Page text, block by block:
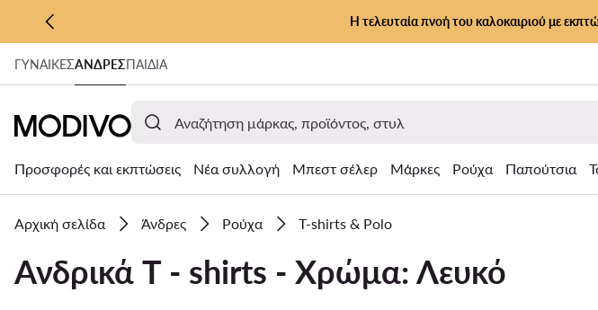
ΜΕΤΆΒΑΣΗ ΣΤΟ ΚΎΡΙΟ ΠΕΡΙΕΧΌΜΕΝΟ
ΜΕΤΆΒΑΣΗ ΣΤΗΝ ΑΝΑΖΉΤΗΣΗ
Η τελευταία πνοή του καλοκαιριού με
ΓΥΝΑΊΚΕΣΑΝΔΡΕΣΠΑΙΔΙΑ
Προσφορές και εκπτώσεις Νέα συλλογή Μπεστ σέλερ Μάρκες Ρούχα Παπούτσια
Αρχική σελίδα Άνδρες Ρούχα T-shirts & Polo
Ανδρικά T - shirts - Χρώμα: Λευκό